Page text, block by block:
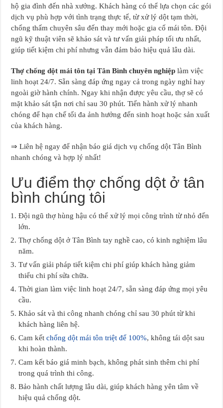
hộ gia đình đến nhà xưởng. Khách hàng có thể lựa chọn các gói
dịch vụ phù hợp với tình trạng thực tế, từ xử lý dột tạm thời,
chống thấm chuyên sâu đến thay mới hoặc gia cố mái tôn. Đội
ngũ kỹ thuật viên sẽ khảo sát và tư vấn giải pháp tối ưu nhất,
giúp tiết kiệm chi phí nhưng vẫn đảm bảo hiệu quả lâu dài.
Thợ chống dột mái tôn tại Tân Bình chuyên nghiệp làm việc
linh hoạt 24/7. Sẵn sàng đáp ứng ngay cả trong ngày nghỉ hay
ngoài giờ hành chính. Ngay khi nhận được yêu cầu, thợ sẽ có
mặt khảo sát tận nơi chỉ sau 30 phút. Tiến hành xử lý nhanh
chóng để hạn chế tối đa ảnh hưởng đến sinh hoạt hoặc sản xuất
của khách hàng.
⇒ Liên hệ ngay để nhận báo giá dịch vụ chống dột Tân Bình
nhanh chóng và hợp lý nhất!
Ưu điểm thợ chống dột ở tân
bình chúng tôi
Đội ngũ thợ hùng hậu có thể xử lý mọi công trình từ nhỏ đến
lớn.
Thợ chống dột ở Tân Bình tay nghề cao, có kinh nghiệm lâu
năm.
Tư vấn giải pháp tiết kiệm chi phí giúp khách hàng giảm
thiểu chi phí sửa chữa.
Thời gian làm việc linh hoạt 24/7, sẵn sàng đáp ứng mọi yêu
cầu.
Khảo sát và thi công nhanh chóng chỉ sau 30 phút từ khi
khách hàng liên hệ.
Cam kếtchống dột mái tôn triệt để 100%, không tái dột sau
khi hoàn thành.
Cam kết báo giá minh bạch, không phát sinh thêm chi phí
trong quá trình thi công.
Bảo hành chất lượng lâu dài, giúp khách hàng yên tâm về
hiệu quả chống dột.